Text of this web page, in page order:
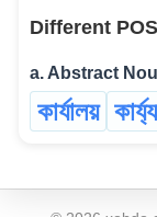
Different
a. Abstract
কাৰ্যালয়